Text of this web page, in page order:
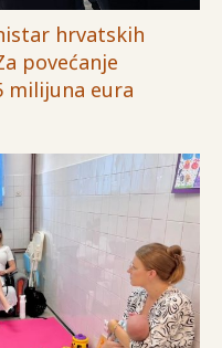
hrvatskih
povećanje
milijuna eura